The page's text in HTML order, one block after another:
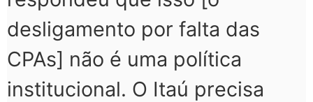
desligamento por falta das
CPAs] não é uma política
institucional. O Itaú precisa